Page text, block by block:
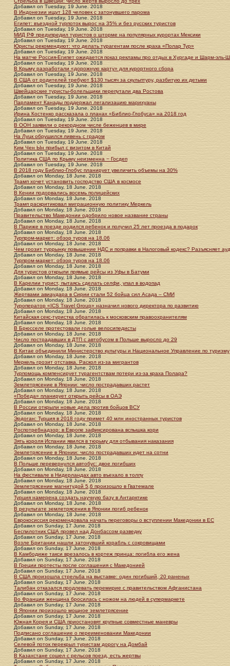
Добавил on Tuesday, 19 June. 2018
В Индонезии ищут 128 человек с затонувшего парома
Добавил on Tuesday, 19 June. 2018
Египет: въездной турпоток вырос на 35% и без русских туристов
Добавил on Tuesday, 19 June. 2018
МИД РФ предупредил туристов о шторме на популярных курортах Мексики
Добавил on Tuesday, 19 June. 2018
Юристы рекомендуют: что делать турагентам после краха «Полар Тур»
Добавил on Tuesday, 19 June. 2018
На матче Россия-Египет ожидается показ рекламы про отдых в Хургаде и Шарм-эль-
Добавил on Tuesday, 19 June. 2018
В Крыму разработали «дорожную карту» для курортного сбора
Добавил on Tuesday, 19 June. 2018
В США от родителей требуют $130 тысяч за скульптуру, разбитую их детьми
Добавил on Tuesday, 19 June. 2018
Швейцарские туристы-болельщики перепутали два Ростова
Добавил on Tuesday, 19 June. 2018
Парламент Канады поддержал легализацию марихуаны
Добавил on Tuesday, 19 June. 2018
Ирина Костенко рассказала о планах «Библио-Глобуса» на 2018 год
Добавил on Tuesday, 19 June. 2018
В ООН заявили о рекордном числе беженцев в мире
Добавил on Tuesday, 19 June. 2018
На Луцк обрушился ливень с градом
Добавил on Tuesday, 19 June. 2018
Ким Чен Ын прибыл с визитом в Китай
Добавил on Tuesday, 19 June. 2018
Политика США по Крыму неизменна − Госдеп
Добавил on Tuesday, 19 June. 2018
В 2018 году Библио-Глобус планирует увеличить объемы на 30%
Добавил on Monday, 18 June. 2018
Трамп хочет установить господство США в космосе
Добавил on Monday, 18 June. 2018
В Кении подорвались восемь полицейских
Добавил on Monday, 18 June. 2018
Трамп раскритиковал миграционную политику Меркель
Добавил on Monday, 18 June. 2018
Правительство Македонии одобрило новое название страны
Добавил on Monday, 18 June. 2018
В Париже в поезде родился ребенок и получил 25 лет проезда в подарок
Добавил on Monday, 18 June. 2018
Турпром-маркет: обзор туров на 18.06
Добавил on Monday, 18 June. 2018
Чем грозит туррынку повышение НДС и поправки в Налоговый кодекс? Разъясняет
Добавил on Monday, 18 June. 2018
Турпром-маркет: обзор туров на 18.06
Добавил on Monday, 18 June. 2018
Для туристов открыли прямые рейсы из Уфы в Батуми
Добавил on Monday, 18 June. 2018
В Карелии турист, пытаясь сделать селфи, упал в водопад
Добавил on Monday, 18 June. 2018
Жертвами авиаудара в Сирии стали 52 бойца сил Асада – СМИ
Добавил on Monday, 18 June. 2018
Туроператор «ICS Travel Group» назначил нового директора по развитию
Добавил on Monday, 18 June. 2018
Китайская секс-туристка обратилась к московским правоохранителям
Добавил on Monday, 18 June. 2018
В Брюсселе протестовали голые велосипедисты
Добавил on Monday, 18 June. 2018
Число пострадавших в ДТП с автобусом в Польше выросло до 29
Добавил on Monday, 18 June. 2018
В Китае объединили Министерство культуры и Национальное Управление по туризму
Добавил on Monday, 18 June. 2018
Меркель грозит отставка. Раскол из-за мигрантов
Добавил on Monday, 18 June. 2018
Турпомощь компенсирует турагентствам потери из-за краха Полара?
Добавил on Monday, 18 June. 2018
Землетрясение в Японии: число пострадавших растет
Добавил on Monday, 18 June. 2018
«Победа» планирует открыть рейсы в ОАЭ
Добавил on Monday, 18 June. 2018
В России открыли новые дела против бойцов ВСУ
Добавил on Monday, 18 June. 2018
Эрдоган: Турция в 2018 году примет 40 млн иностранных туристов
Добавил on Monday, 18 June. 2018
Роспотребнадзор: в Европе зафиксирована вспышка кори
Добавил on Monday, 18 June. 2018
Зять короля Испании явился в тюрьму для отбывания наказания
Добавил on Monday, 18 June. 2018
Землетрясение в Японии: число пострадавших идет на сотни
Добавил on Monday, 18 June. 2018
В Польше перевернулся автобус: двое погибших
Добавил on Monday, 18 June. 2018
На фестивале в Нидерландах авто въехало в толпу
Добавил on Monday, 18 June. 2018
Землетрясение магнитудой 5,6 произошло в Гватемале
Добавил on Monday, 18 June. 2018
Турция намерена создать научную базу в Антарктике
Добавил on Monday, 18 June. 2018
В результате землетрясения в Японии погиб ребенок
Добавил on Monday, 18 June. 2018
Еврокосиссия рекомендовала начать переговоры о вступлении Македонии в ЕС
Добавил on Sunday, 17 June. 2018
Беспилотник США провел над Донбассом разведку
Добавил on Sunday, 17 June. 2018
Возле Британии нашли затонувший корабль с сокровищами
Добавил on Sunday, 17 June. 2018
В Камбодиже такси врезалось в кортеж принца: погибла его жена
Добавил on Sunday, 17 June. 2018
В Греции протесты после соглашения с Македонией
Добавил on Sunday, 17 June. 2018
В США произошла стрельба на выставке: один погибший, 20 раненых
Добавил on Sunday, 17 June. 2018
Талибан отказался продлевать перемирие с правительством Афганистана
Добавил on Sunday, 17 June. 2018
Во Франции женщина бросилась с ножом на людей в супермаркете
Добавил on Sunday, 17 June. 2018
В Японии произошло мощное землетрясение
Добавил on Sunday, 17 June. 2018
Южная Корея и США приостановят крупные совместные маневры
Добавил on Sunday, 17 June. 2018
Подписано соглашение о переименовании Македонии
Добавил on Sunday, 17 June. 2018
Селевой поток перекрыл туристам дорогу на Домбай
Добавил on Sunday, 17 June. 2018
В Казахстане сошел с рельсов поезд, есть жертвы
Добавил on Sunday, 17 June. 2018